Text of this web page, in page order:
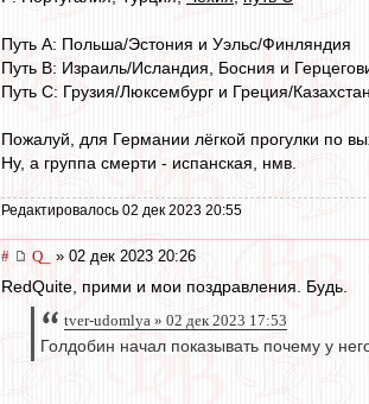
Путь А: Польша/Эстония и Уэльс/Финляндия
Путь В: Израиль/Исландия, Босния и
Путь С: Грузия/Люксембург и Греция/
Пожалуй, для Германии лёгкой прогулки по
Ну, а группа смерти - испанская, нмв.
Редактировалось 02 дек 2023 20:55
# Q_ » 02 дек 2023 20:26
RedQuite, прими и мои поздравления. Будь.
tver-udomlya » 02 дек 2023 17:53
Голдобин начал показывать почему у